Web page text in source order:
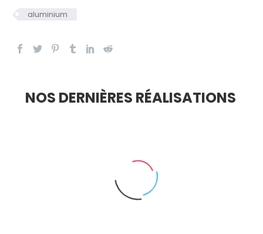
aluminium
NOS DERNIÈRES RÉALISATIONS